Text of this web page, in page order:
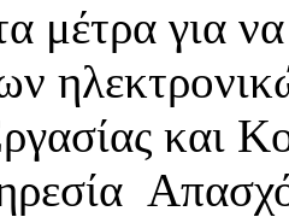
μέτρα για
και